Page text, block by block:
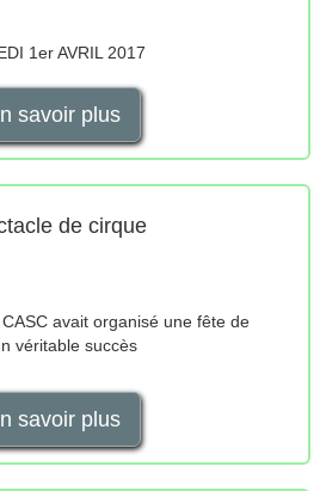
1er AVRIL 2017
savoir plus
de cirque
avait organisé une fête de
véritable succès
savoir plus